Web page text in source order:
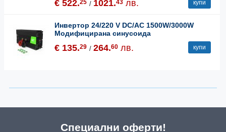
€ 522.25 / 1021.43 лв. купи
Инвертор 24/220 V DC/AC 1500W/3000W
Модифицирана синусоида
€ 135.29 / 264.60 лв. купи
Специални оферти!